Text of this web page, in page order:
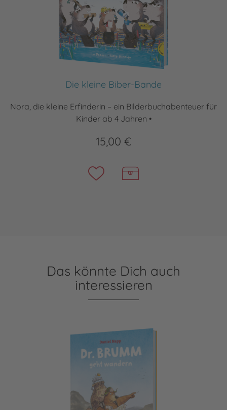
Die kleine Biber-Bande
Nora, die kleine Erfinderin – ein Bilderbuchabenteuer für
Kinder ab 4 Jahren •
15,00 €
Das könnte Dich auch
interessieren
Dr. Brumm: Dr. Brumm geht wandern